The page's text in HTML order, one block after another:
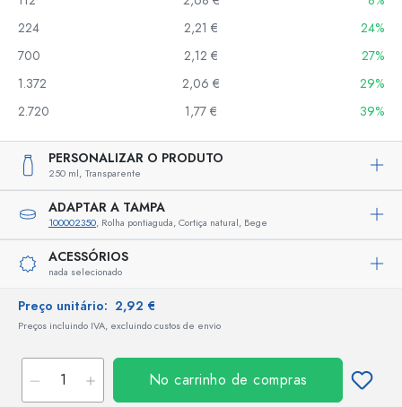
224
2,21 €
24%
700
2,12 €
27%
1.372
2,06 €
29%
2.720
1,77 € 39%
PERSONALIZAR O PRODUTO
250 ml, Transparente
ADAPTAR A TAMPA
100002350, Rolha pontiaguda, Cortiça natural, Bege
ACESSÓRIOS
nada selecionado
Preço unitário: 2,92 €
Preços incluindo IVA, excluindo custos de envio
No carrinho de compras